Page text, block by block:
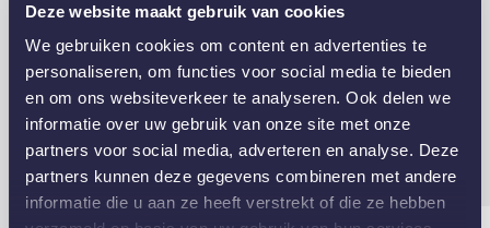
Deze website maakt gebruik van cookies
We gebruiken cookies om content en advertenties te
personaliseren, om functies voor social media te bieden
en om ons websiteverkeer te analyseren. Ook delen we
informatie over uw gebruik van onze site met onze
partners voor social media, adverteren en analyse. Deze
partners kunnen deze gegevens combineren met andere
informatie die u aan ze heeft verstrekt of die ze hebben
4.9/5
op Trustpilot. Lees hier de ervaringen
van onze klanten.
Bekijk al onze reviews
7287 reviews